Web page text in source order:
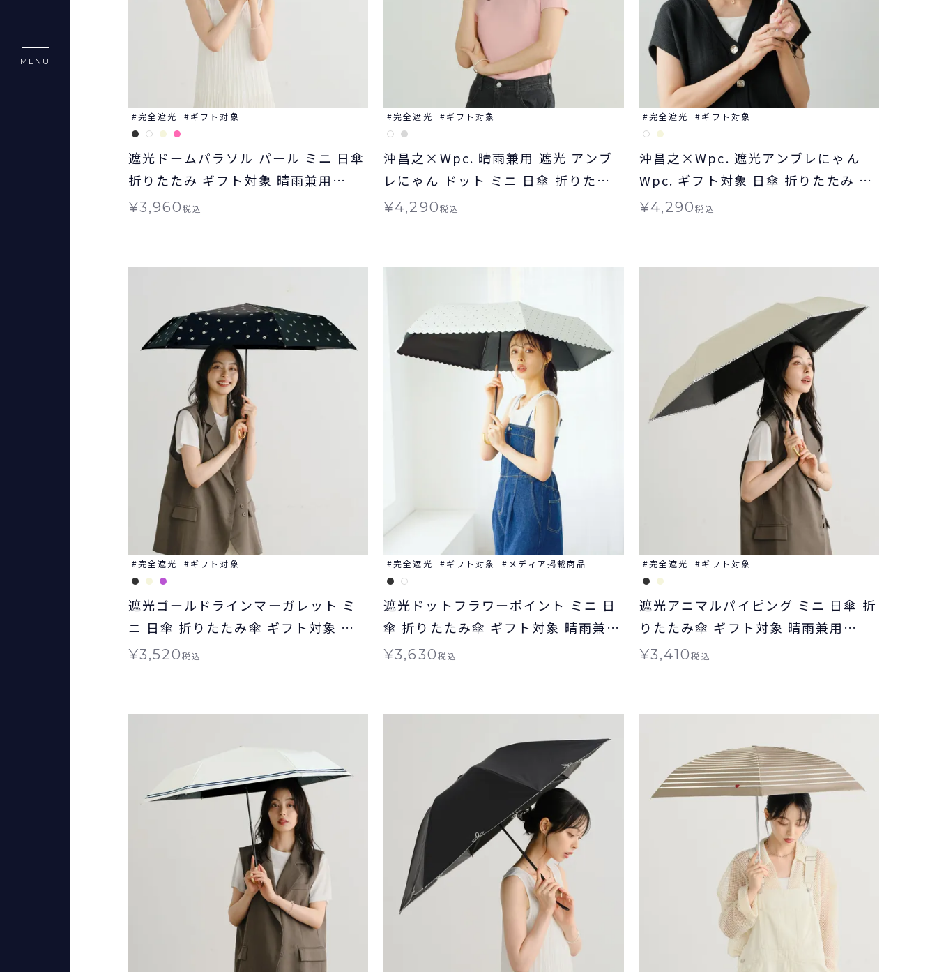
完全遮光 ギフト対象
遮光ドームパラソル パール ミニ 日傘
折りたたみ ギフト対象 晴雨兼用
Wpc.
¥3,960税込
完全遮光 ギフト対象
沖昌之×Wpc. 晴雨兼用 遮光 アンブ
レにゃん ドット ミニ 日傘 折りたた
み ギフト対象
¥4,290税込
完全遮光 ギフト対象
沖昌之×Wpc. 遮光アンブレにゃん
Wpc. ギフト対象 日傘 折りたたみ 晴
雨兼用
¥4,290税込
完全遮光 ギフト対象
遮光ゴールドラインマーガレット ミ
ニ 日傘 折りたたみ傘 ギフト対象 晴
雨兼用 Wpc.
¥3,520税込
完全遮光 ギフト対象 メディア掲載商品
遮光ドットフラワーポイント ミニ 日
傘 折りたたみ傘 ギフト対象 晴雨兼用
Wpc.
¥3,630税込
完全遮光 ギフト対象
遮光アニマルパイピング ミニ 日傘 折
りたたみ傘 ギフト対象 晴雨兼用
Wpc.
¥3,410税込
MENU